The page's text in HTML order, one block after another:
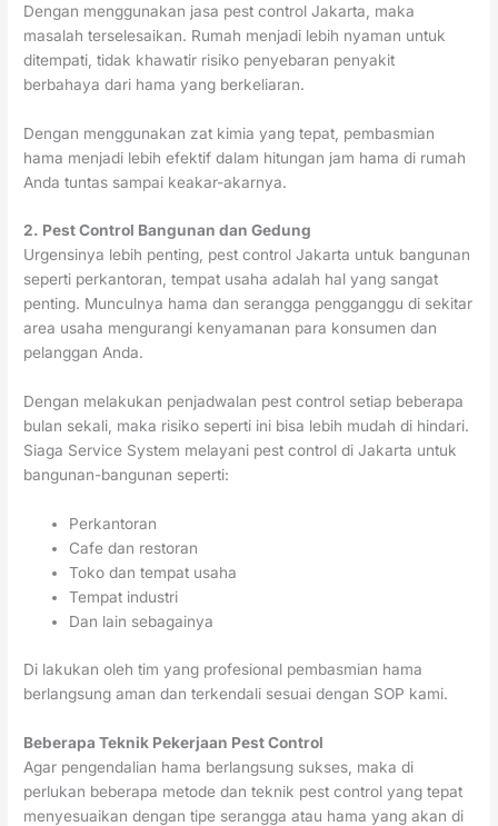
Dengan menggunakan jasa pest control Jakarta, maka
masalah terselesaikan. Rumah menjadi lebih nyaman untuk
ditempati, tidak khawatir risiko penyebaran penyakit
berbahaya dari hama yang berkeliaran.
Dengan menggunakan zat kimia yang tepat, pembasmian
hama menjadi lebih efektif dalam hitungan jam hama di rumah
Anda tuntas sampai keakar-akarnya.
2. Pest Control Bangunan dan Gedung
Urgensinya lebih penting, pest control Jakarta untuk bangunan
seperti perkantoran, tempat usaha adalah hal yang sangat
penting. Munculnya hama dan serangga pengganggu di sekitar
area usaha mengurangi kenyamanan para konsumen dan
pelanggan Anda.
Dengan melakukan penjadwalan pest control setiap beberapa
bulan sekali, maka risiko seperti ini bisa lebih mudah di hindari.
Siaga Service System melayani pest control di Jakarta untuk
bangunan-bangunan seperti:
Perkantoran
Cafe dan restoran
Toko dan tempat usaha
Tempat industri
Dan lain sebagainya
Di lakukan oleh tim yang profesional pembasmian hama
berlangsung aman dan terkendali sesuai dengan SOP kami.
Beberapa Teknik Pekerjaan Pest Control
Agar pengendalian hama berlangsung sukses, maka di
perlukan beberapa metode dan teknik pest control yang tepat
menyesuaikan dengan tipe serangga atau hama yang akan di